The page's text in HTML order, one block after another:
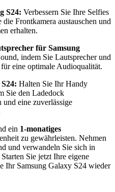
S24: Verbessern Sie Ihre Selfies
Frontkamera austauschen und
erhalten.
für Samsung
indem Sie Lautsprecher und
eine optimale Audioqualität.
Halten Sie Ihr Handy
Sie den Ladedock
und eine zuverlässige
ein 1-monatiges
zu gewährleisten. Nehmen
und verwandeln Sie sich in
Sie jetzt Ihre eigene
Ihr Samsung Galaxy S24 wieder